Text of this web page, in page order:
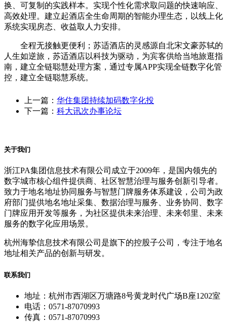
换、可复制的实践样本。实现个性化需求取问题的快速响应、
高效处理。建立起酒店全生命周期的智能办理生态，以线上化
系统实现房态、收益取人力安排。
全程无接触更便利；苏适酒店的灵感源自北宋文豪苏轼的
人生如逆旅，苏适酒店以科技为驱动，为宾客供给当地旅逛指
南，建立全链聪慧处理方案，通过专属APP实现全链数字化管
控，建立全链聪慧系统。
上一篇： 华住集团持续加码数字化投
下一篇： 科大讯次办事论坛
关于我们
浙江PA集团信息技术有限公司成立于2009年，是国内领先的
数字城市核心组件提供商、社区智慧治理与服务创新引导者。
致力于地名地址协同服务与智慧门牌服务体系建设，公司为政
府部门提供地名地址采集、数据治理与服务、业务协同、数字
门牌应用开发等服务，为社区提供未来治理、未来邻里、未来
服务的数字化应用场景。
杭州海挚信息技术有限公司是旗下的控股子公司，专注于地名
地址相关产品的创新与研发。
联系我们
地址：杭州市西湖区万塘路8号黄龙时代广场B座1202室
电话：0571-87070993
传真：0571-87070993